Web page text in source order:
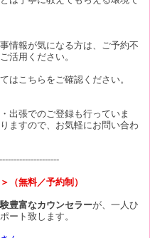
情報が気になる方は、ご予約不
活用ください。
はこちらをご確認ください。
出張でのご登録も行っていま
ますので、お気軽にお問い合わ
（無料／予約制）
豊富なカウンセラーが、一人ひ
ート致します。